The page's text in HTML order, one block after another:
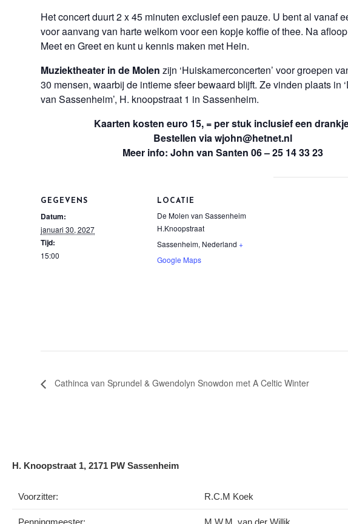
Het concert duurt 2 x 45 minuten exclusief een pauze. U bent al vanaf
voor aanvang van harte welkom voor een kopje koffie of thee. Na
Meet en Greet en kunt u kennis maken met Hein.
Muziektheater in de Molen zijn ‘Huiskamerconcerten’ voor groepen
30 mensen, waarbij de intieme sfeer bewaard blijft. Ze vinden plaats in
van Sassenheim’, H. knoopstraat 1 in Sassenheim.
Kaarten kosten euro 15, = per stuk inclusief een
Bestellen via wjohn@hetnet.nl
Meer info: John van Santen 06 – 25 14 33 23
GEGEVENS
Datum:
januari 30, 2027
Tijd:
15:00
LOCATIE
De Molen van Sassenheim
H.Knoopstraat
Sassenheim, Nederland +
Google Maps
Cathinca van Sprundel & Gwendolyn Snowdon met A Celtic Winter
H. Knoopstraat 1, 2171 PW Sassenheim
Voorzitter: R.C.M Koek
Penningmeester: M.W.M. van der Willik